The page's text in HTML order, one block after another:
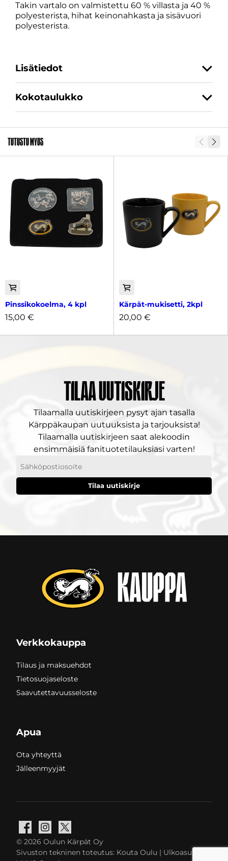
Takin vartalo on valmistettu 60 % villasta ja 40 %
polyesterista, hihat keinonahkasta ja sisävuori
polyesterista.
Lisätiedot
Koko
SKU
30961
Kokotaulukko
Tutustu myös
Pinssikokoelma, 4 kpl
15,00 €
Kärpät-mukisetti, 2kpl
20,00 €
Tilaa uutiskirje
Tilaamalla uutiskirjeen pysyt ajan tasalla
Kärppäkaupan uutuuksista ja tarjouksista!
Tilaamalla uutiskirjeen saat alekoodin
ensimmäisiä fanituotetilauksiasi varten!
Verkkokauppa
Tilaus ja maksuehdot
Tietosuojaseloste
Saavutettavuusseloste
Apua
Ota yhteyttä
Jälleenmyyjät
FacebookInstagram
X
© 2026 Oulun Kärpät Oy
Sivuston tekninen toteutus: Kouta Oulu | Ulkoasu: